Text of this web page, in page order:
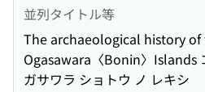
並列タイトル等
The archaeological history
Ogasawara〈Bonin〉Islands
ガサワラ ショトウ ノ レキシ